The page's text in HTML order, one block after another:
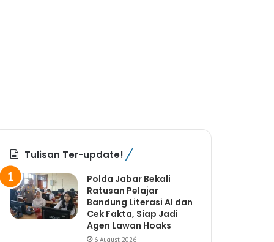
Tulisan Ter-update!
Polda Jabar Bekali
Ratusan Pelajar
Bandung Literasi AI dan
Cek Fakta, Siap Jadi
Agen Lawan Hoaks
6 August 2026